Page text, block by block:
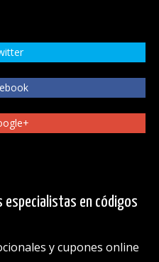
especialistas en códigos
y cupones online